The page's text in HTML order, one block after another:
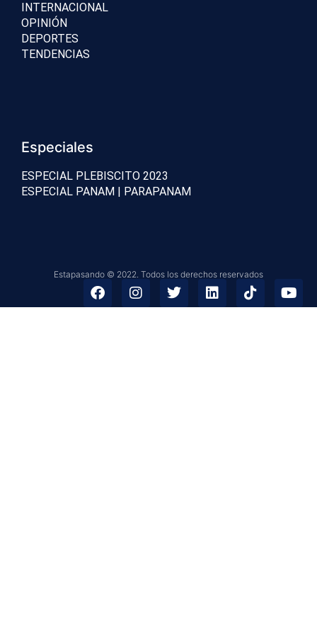
INTERNACIONAL
OPINIÓN
DEPORTES
TENDENCIAS
Especiales
ESPECIAL PLEBISCITO 2023
ESPECIAL PANAM | PARAPANAM
Estapasando © 2022. Todos los derechos reservados